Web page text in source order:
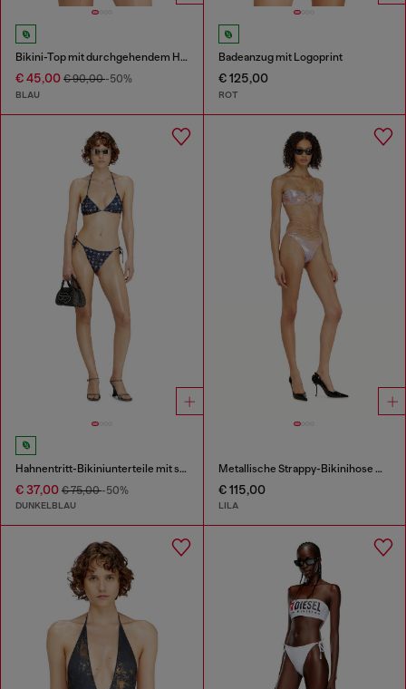
Bikini-Top mit durchgehendem Hahnentritt-Muster
€ 45,00 € 90,00-50%
BLAU
Badeanzug mit Logoprint
€ 125,00
ROT
Hahnentritt-Bikiniunterteile mit seitlichen Bändern
€ 37,00 € 75,00-50%
DUNKELBLAU
Metallische Strappy-Bikinihose mit Blumenprint
€ 115,00
LILA